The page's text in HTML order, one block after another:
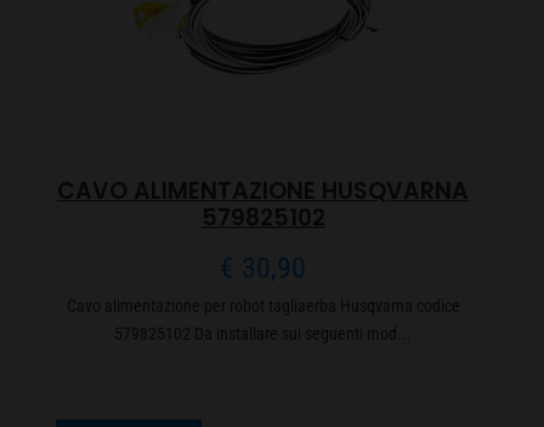
CAVO ALIMENTAZIONE HUSQVARNA
579825102
€ 30,90
Cavo alimentazione per robot tagliaerba Husqvarna codice
579825102 Da installare sui seguenti mod...